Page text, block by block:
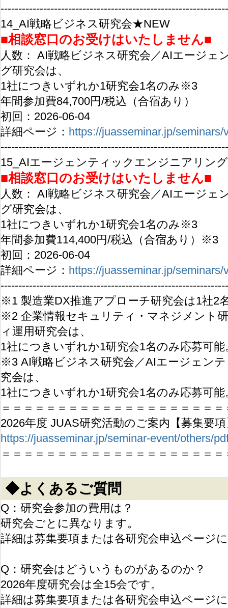
14_AI戦略ビジネス研究会★NEW
■相談窓口のお受けはいたしません■
人数： AI戦略ビジネス研究会／AIエージェ
グ研究会は、
1社につきいずれか1研究会1名のみ※3
年間参加費84,700円/税込（合宿あり）
初回：2026-06-04
詳細ページ： https://juasseminar.jp/seminars/
15_AIエージェンティックエンジニアリン
■相談窓口のお受けはいたしません■
人数： AI戦略ビジネス研究会／AIエージェ
グ研究会は、
1社につきいずれか1研究会1名のみ※3
年間参加費114,400円/税込（合宿あり）※3
初回：2026-06-04
詳細ページ： https://juasseminar.jp/seminars/
※1 製造業DX推進アプローチ研究会は1社2
※2 企業情報セキュリティ・マネジメント
ィ運用研究会は、
1社につきいずれか1研究会1名のみ応募可能
※3 AI戦略ビジネス研究会／AIエージェン
究会は、
1社につきいずれか1研究会1名のみ応募可能
＝＝＝＝＝＝＝＝＝＝＝＝＝＝＝＝＝＝＝
2026年度 JUAS研究活動のご案内【募集要
https://juasseminar.jp/seminar-event/others/
＝＝＝＝＝＝＝＝＝＝＝＝＝＝＝＝＝＝＝
◆よくあるご質問
Q：研究会参加の費用は？
研究会ごとに異なります。
詳細は募集要項または各研究会申込ページ
Q：研究会はどういうものがあるのか？
2026年度研究会は全15会です。
詳細は募集要項または各研究会申込ページ